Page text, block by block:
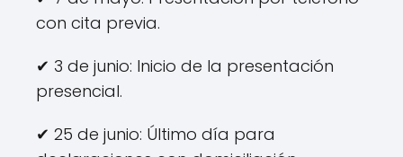
con cita previa.
✔ 3 de junio: Inicio de la presentación
presencial.
✔ 25 de junio: Último día para